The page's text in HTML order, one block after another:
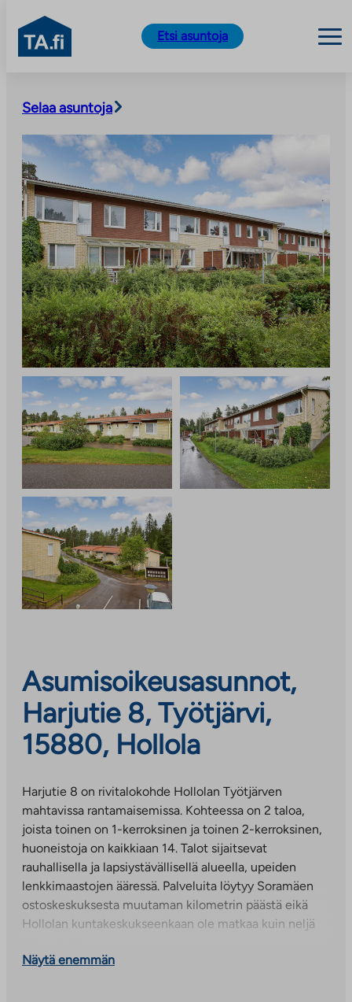
sisältöön
TA.fi
Etsi asuntoja
Selaa asuntoja
Asumisoikeusasunnot,
Harjutie 8, Työtjärvi,
15880, Hollola
Harjutie 8 on rivitalokohde Hollolan Työtjärven
mahtavissa rantamaisemissa. Kohteessa on 2 taloa,
joista toinen on 1-kerroksinen ja toinen 2-kerroksinen,
huoneistoja on kaikkiaan 14. Talot sijaitsevat
rauhallisella ja lapsiystävällisellä alueella, upeiden
lenkkimaastojen ääressä. Palveluita löytyy Soramäen
ostoskeskuksesta muutaman kilometrin päästä eikä
Hollolan kuntakeskukseenkaan ole matkaa kuin neljä
Näytä enemmän